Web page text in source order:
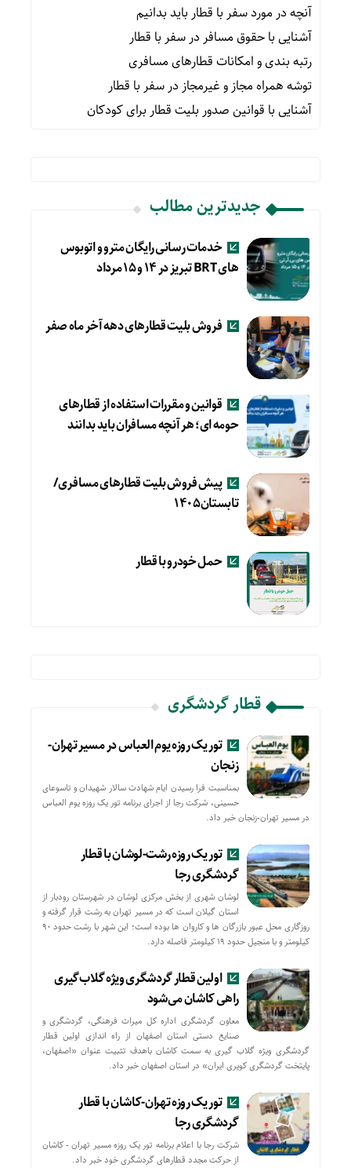
آنچه در مورد سفر با قطار باید بدانیم
آشنایی با حقوق مسافر در سفر با قطار
رتبه بندی و امکانات قطارهای مسافری
توشه همراه مجاز و غیرمجاز در سفر با قطار
آشنایی با قوانین صدور بلیت قطار برای کودکان
جدیدترین مطالب
خدمات رسانی رایگان مترو و اتوبوس
های BRT تبریز در ۱۴ و ۱۵ مرداد
فروش بلیت قطارهای دهه آخر ماه صفر
قوانین و مقررات استفاده از قطارهای
حومه ای؛ هر آنچه مسافران باید بدانند
پیش فروش بلیت قطارهای مسافری/
تابستان۱۴۰۵
حمل خودرو با قطار
قطار گردشگری
تور یک روزه یوم العباس در مسیر تهران-
زنجان
بمناسبت فرا رسیدن ایام شهادت سالار شهیدان و تاسوعای
حسینی، شرکت رجا از اجرای برنامه تور یک روزه یوم العباس
در مسیر تهران-زنجان خبر داد.
تور یک روزه رشت-لوشان با قطار
گردشگری رجا
لوشان شهری از بخش مرکزی لوشان در شهرستان رودبار از
استان گیلان است که در مسیر تهران به رشت قرار گرفته و
روزگاری محل عبور بازرگان ها و کاروان ها بوده است؛ این شهر با رشت حدود ۹۰
کیلومتر و با منجیل حدود ۱۹ کیلومتر فاصله دارد.
اولین قطار گردشگری ویژه گلاب‌گیری
راهی کاشان می‌شود
معاون گردشگری اداره کل میراث فرهنگی، گردشگری و
صنایع دستی استان اصفهان از راه اندازی اولین قطار
گردشگری ویژه گلاب گیری به سمت کاشان باهدف تثبیت عنوان «اصفهان،
پایتخت گردشگری کویری ایران» در استان اصفهان خبر داد.
تور یک روزه تهران-کاشان با قطار
گردشگری رجا
شرکت رجا با اعلام برنامه تور یک روزه مسیر تهران - کاشان
از حركت مجدد قطارهای گردشگری خود خبر داد.